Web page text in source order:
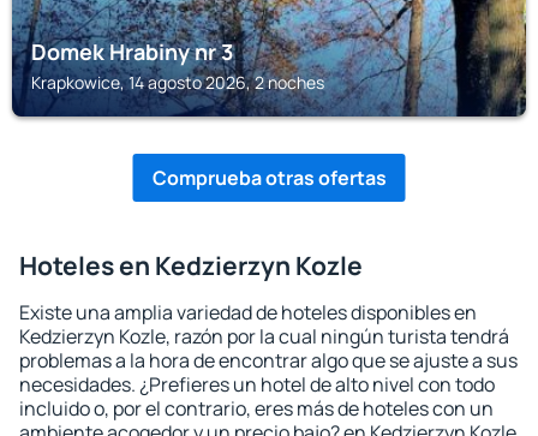
Domek Hrabiny nr 3
Krapkowice, 14 agosto 2026, 2 noches
Comprueba otras ofertas
Hoteles en Kedzierzyn Kozle
Existe una amplia variedad de hoteles disponibles en
Kedzierzyn Kozle, razón por la cual ningún turista tendrá
problemas a la hora de encontrar algo que se ajuste a sus
necesidades. ¿Prefieres un hotel de alto nivel con todo
incluido o, por el contrario, eres más de hoteles con un